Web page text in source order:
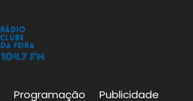
Programação
Publicidade